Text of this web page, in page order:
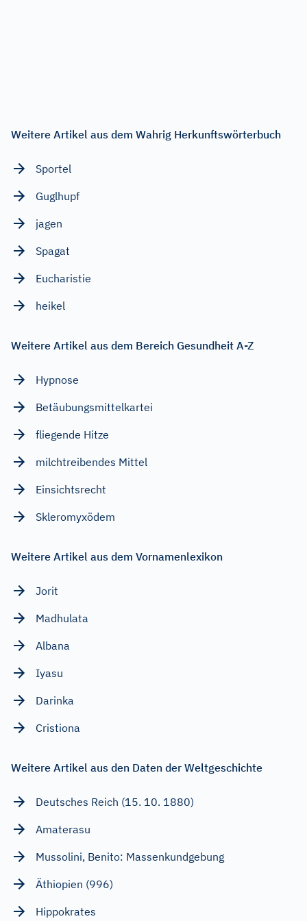
Weitere Artikel aus dem Wahrig Herkunftswörterbuch
Sportel
Guglhupf
jagen
Spagat
Eucharistie
heikel
Weitere Artikel aus dem Bereich Gesundheit A-Z
Hypnose
Betäubungsmittelkartei
fliegende Hitze
milchtreibendes Mittel
Einsichtsrecht
Skleromyxödem
Weitere Artikel aus dem Vornamenlexikon
Jorit
Madhulata
Albana
Iyasu
Darinka
Cristiona
Weitere Artikel aus den Daten der Weltgeschichte
Deutsches Reich (15. 10. 1880)
Amaterasu
Mussolini, Benito: Massenkundgebung
Äthiopien (996)
Hippokrates